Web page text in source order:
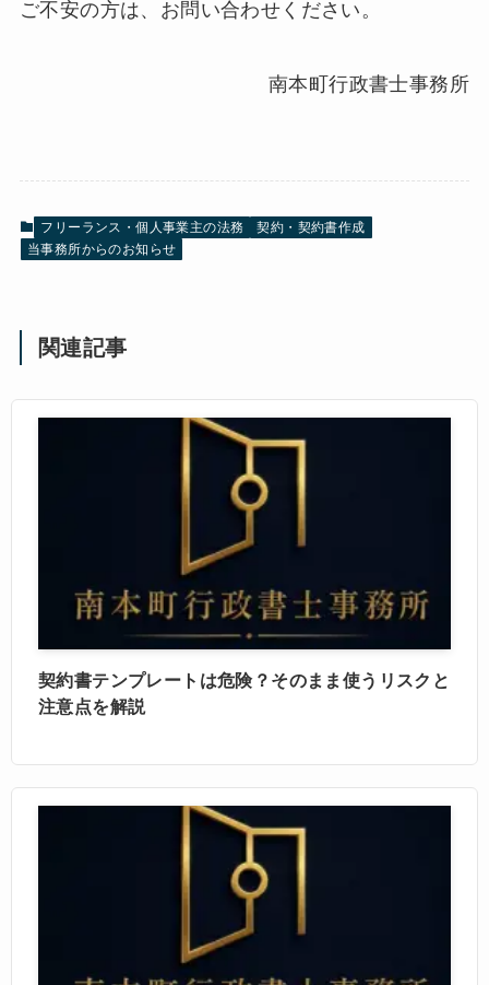
ご不安の方は、お問い合わせください。
南本町行政書士事務所
フリーランス・個人事業主の法務
契約・契約書作成
当事務所からのお知らせ
関連記事
契約書テンプレートは危険？そのまま使うリスクと
注意点を解説